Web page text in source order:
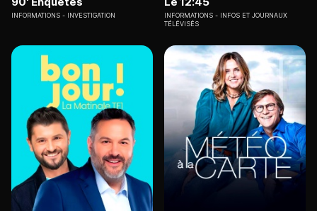
INFORMATIONS INVESTIGATION INFORMATIONS
INFOS ET JOURNAUX
TÉLÉVISÉS